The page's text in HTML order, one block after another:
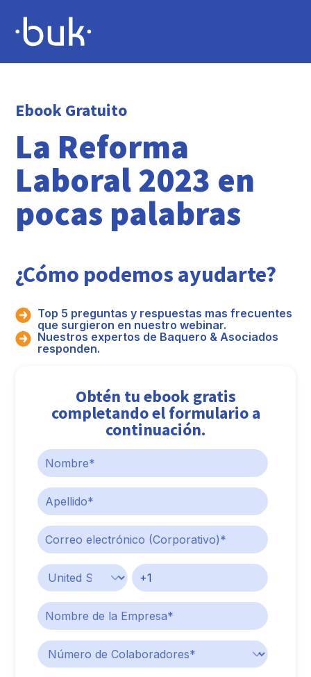
Ebook Gratuito
La Reforma
Laboral 2023 en
pocas palabras
¿Cómo podemos ayudarte?
Top 5 preguntas y respuestas mas frecuentes
que surgieron en nuestro webinar.
Nuestros expertos de Baquero & Asociados
responden.
Obtén tu ebook gratis
completando el formulario a
continuación.